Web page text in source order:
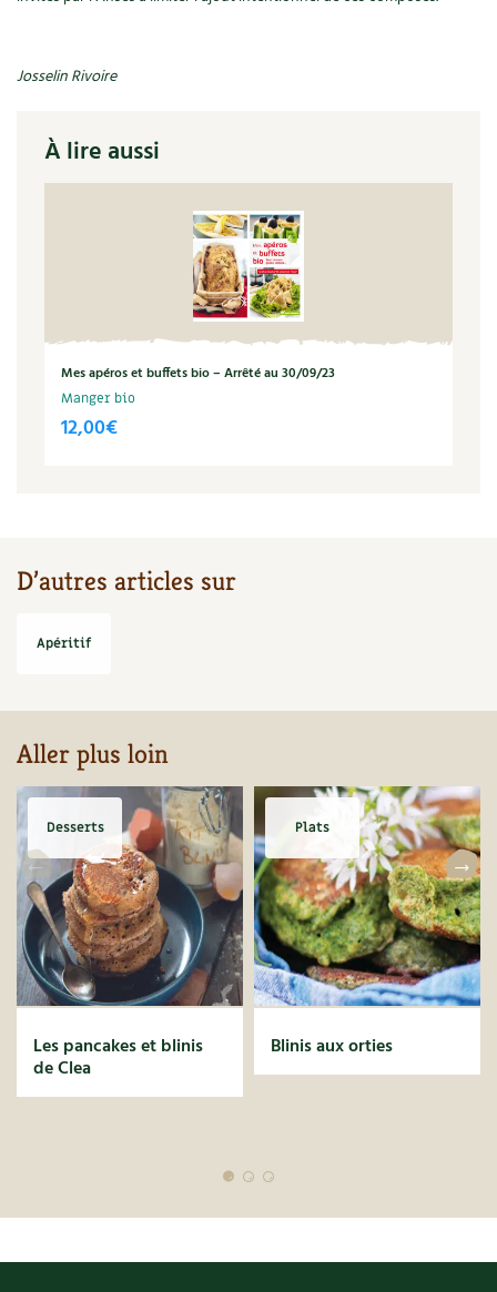
NOUVEAUTÉS
Feuilleter le catalogue
Cuisine saine
Recettes par type de plat
Habitat écologique
Conception et gros oeuvre
Gestion de l’eau
Entretien de la maison
Santé et bien-être
Les plantes et leurs vertus
Soins et cosmétiques au naturel
Société et alternatives
Vivre l’écologie
Protéger la nature
Autonomie
Les 4 saisons
Archives
Soins naturels
Questions à la rédaction
Trocs & petites annonces
Liste des pépiniéristes
Mieux consommer
Josselin Rivoire
À lire aussi
Mes apéros et buffets bio – Arrêté au 30/09/23
Manger bio
12,00€
D’autres articles sur
Apéritif
Aller plus loin
Desserts
Les pancakes et blinis
de Clea
Plats
Blinis aux orties